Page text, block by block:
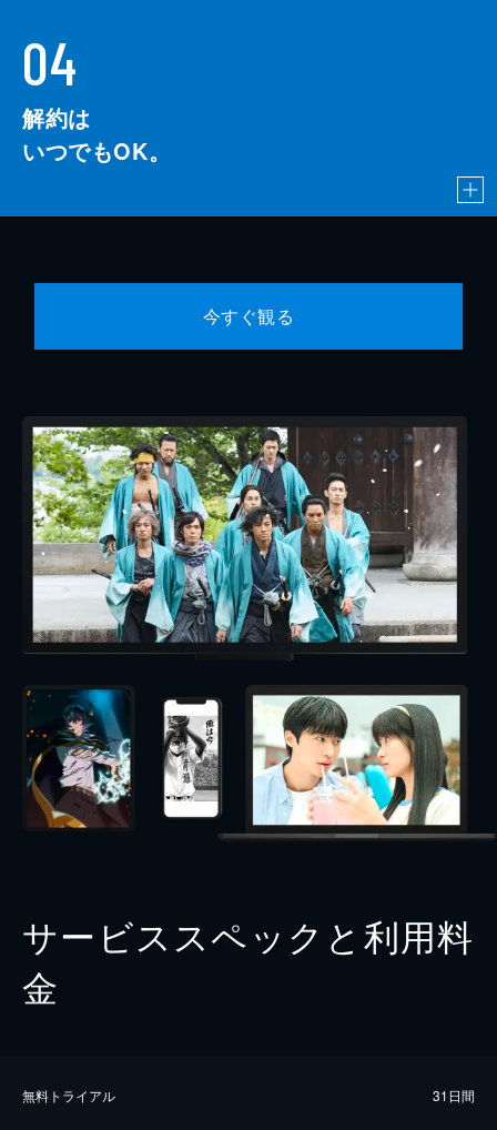
04
解約は
いつでもOK。
今すぐ観る
サービススペックと利用料
金
無料トライアル 31日間